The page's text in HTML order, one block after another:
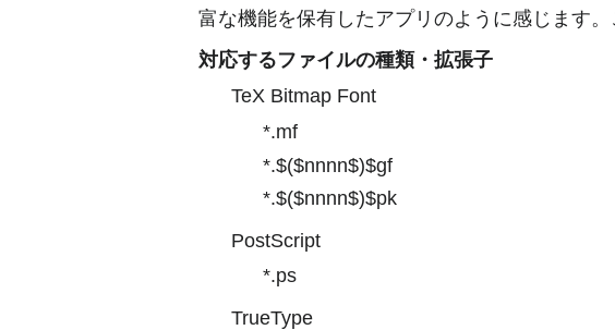
富な機能を保有したアプリのように感じます
対応するファイルの種類・拡張子
TeX Bitmap Font
*.mf
*.$($nnnn$)$gf
*.$($nnnn$)$pk
PostScript
*.ps
TrueType